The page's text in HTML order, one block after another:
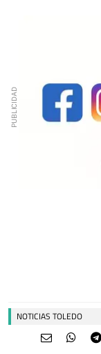
NOTICIAS TOLEDO